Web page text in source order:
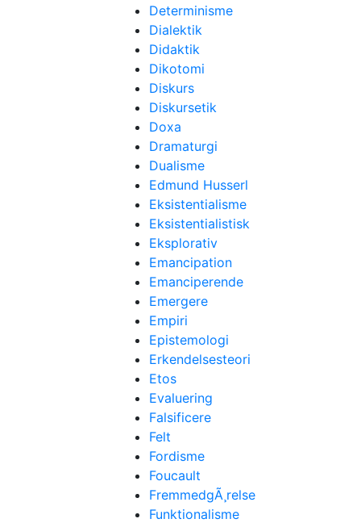
Determinisme
Dialektik
Didaktik
Dikotomi
Diskurs
Diskursetik
Doxa
Dramaturgi
Dualisme
Edmund Husserl
Eksistentialisme
Eksistentialistisk
Eksplorativ
Emancipation
Emanciperende
Emergere
Empiri
Epistemologi
Erkendelsesteori
Etos
Evaluering
Falsificere
Felt
Fordisme
Foucault
FremmedgÃ¸relse
Funktionalisme